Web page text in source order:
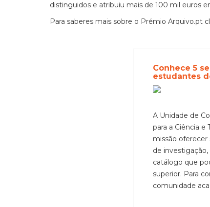
distinguidos e atribuiu mais de 100 mil euros
Para saberes mais sobre o Prémio Arquivo.pt
Conhece 5
estudantes
A Unidade de
para a Ciência
missão oferecer
de
catálogo que
superior. Para
comunidade